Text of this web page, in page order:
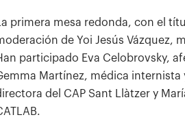
primera mesa redonda, con el
de Yoi Jesús Vázquez,
participado Eva Celobrovsky,
Martínez, médica internista
del CAP Sant Llàtzer y